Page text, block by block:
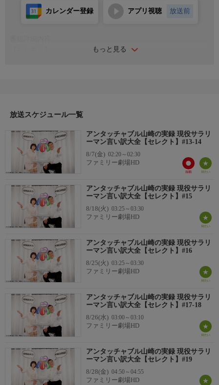
もっと見る
カレンダー登録 アプリ視聴 放送前
ョートドラマ・バラエティ！
【原作】：伊藤洋介『実録現役サラリーマン言い訳大全』（幻冬
舎文庫）
【キャスト】
出演：山崎弘也（アンタッチャブル）、矢口真里、篠田潤子、遠
【サブタイトル】
『#13-14 別の女性の名前を呼んでしまった編/前に教わったけど
また教えて欲しかった編』
【放送・製作】
【話数】
全40話
【視聴制限】
放送スケジュール一覧
アンタッチャブル山崎の実録 現役サラリ
ーマン言い訳大全【セレクト】#13-14
8/7(金) 02:20～02:30
ファミリー劇場HD
アンタッチャブル山崎の実録 現役サラリ
ーマン言い訳大全【セレクト】#15
8/18(火) 03:25～03:30
ファミリー劇場HD
アンタッチャブル山崎の実録 現役サラリ
ーマン言い訳大全【セレクト】#16
8/25(火) 03:25～03:30
ファミリー劇場HD
アンタッチャブル山崎の実録 現役サラリ
ーマン言い訳大全【セレクト】#17-18
8/26(水) 03:00～03:10
ファミリー劇場HD
アンタッチャブル山崎の実録 現役サラリ
ーマン言い訳大全【セレクト】#19
8/28(金) 04:50～04:55
ファミリー劇場HD